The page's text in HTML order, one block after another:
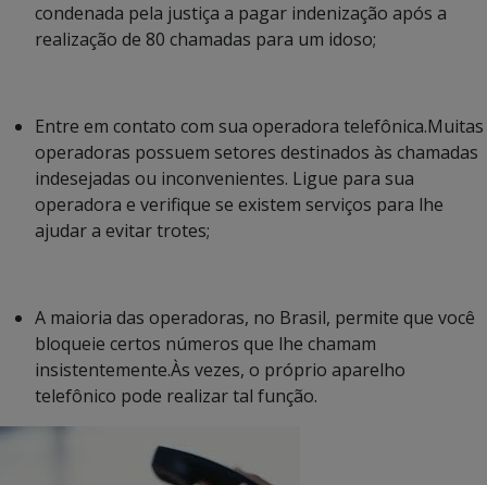
condenada pela justiça a pagar indenização após a
realização de 80 chamadas para um idoso;
Entre em contato com sua operadora telefônica.Muitas
operadoras possuem setores destinados às chamadas
indesejadas ou inconvenientes. Ligue para sua
operadora e verifique se existem serviços para lhe
ajudar a evitar trotes;
A maioria das operadoras, no Brasil, permite que você
bloqueie certos números que lhe chamam
insistentemente.Às vezes, o próprio aparelho
telefônico pode realizar tal função.